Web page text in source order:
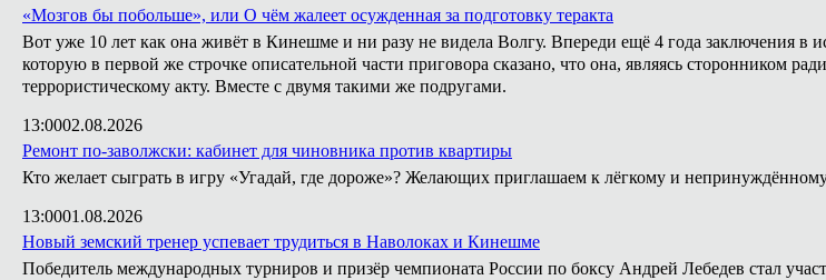
«Мозгов бы побольше», или О чём жалеет осужденная за подготовку теракта
Вот уже 10 лет как она живёт в Кинешме и ни разу не видела Волгу. Впереди ещё 4 года заключения
которую в первой же строчке описательной части приговора сказано, что она, являясь сторонником
террористическому акту. Вместе с двумя такими же подругами.
13:0002.08.2026
Ремонт по-заволжски: кабинет для чиновника против квартиры
Кто желает сыграть в игру «Угадай, где дороже»? Желающих приглашаем к лёгкому и
13:0001.08.2026
Новый земский тренер успевает трудиться в Наволоках и Кинешме
Победитель международных турниров и призёр чемпионата России по боксу Андрей Лебедев стал